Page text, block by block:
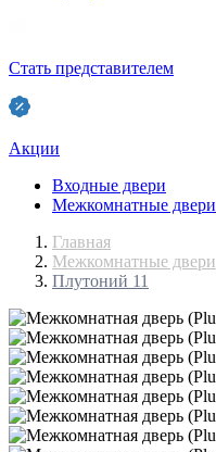
Стать представителем
Акции
Входные двери
Межкомнатные двери
Главная
Межкомнатные двери
Плутоний 11